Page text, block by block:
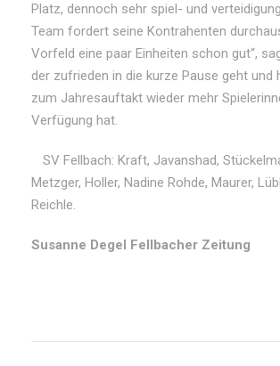
Platz, dennoch sehr spiel- und
Team fordert seine Kontrahenten
Vorfeld eine paar Einheiten schon gut“,
der zufrieden in die kurze Pause geht
zum Jahresauftakt wieder mehr
Verfügung hat.
SV Fellbach: Kraft, Javanshad,
Metzger, Holler, Nadine Rohde, Maurer,
Reichle.
Susanne Degel Fellbacher Zeitung